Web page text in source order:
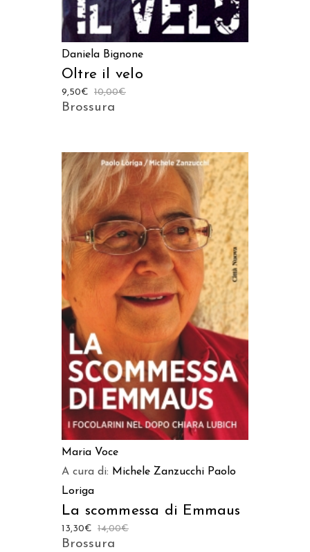
Daniela Bignone
Oltre il velo
10,00€
9,50€
Brossura
AGGIUNGI AL CARRELLO
Maria Voce
A cura di: Michele Zanzucchi Paolo
Loriga
La scommessa di Emmaus
14,00€
13,30€
Brossura